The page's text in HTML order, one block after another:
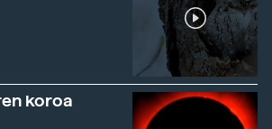
koroa